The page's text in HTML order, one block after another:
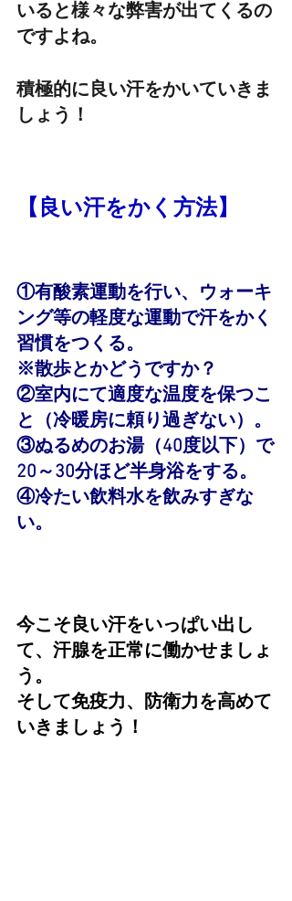
いると様々な弊害が出てくるの
ですよね。
積極的に良い汗をかいていきま
しょう！
【良い汗をかく方法】
①有酸素運動を行い、ウォーキ
ング等の軽度な運動で汗をかく
習慣をつくる。
※散歩とかどうですか？
②室内にて適度な温度を保つこ
と（冷暖房に頼り過ぎない）。
③ぬるめのお湯（40度以下）で
20～30分ほど半身浴をする。
④冷たい飲料水を飲みすぎな
い。
今こそ良い汗をいっぱい出し
て、汗腺を正常に働かせましょ
う。
そして免疫力、防衛力を高めて
いきましょう！